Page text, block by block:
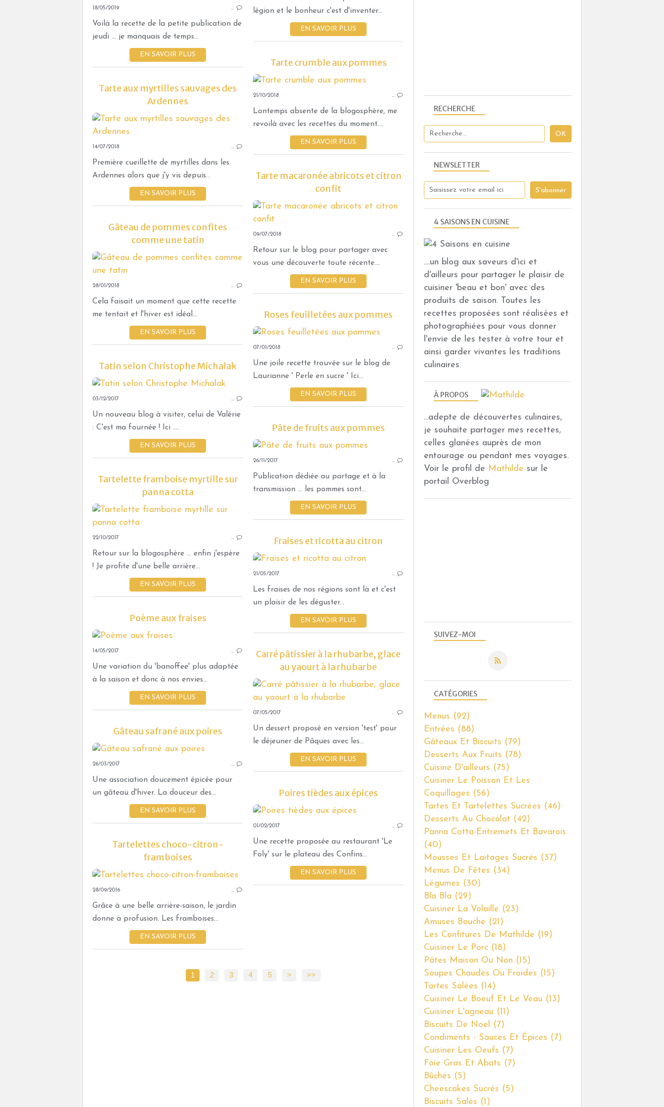
18/05/2019 …
Voilà la recette de la petite publication de
jeudi ... je manquais de temps...
EN SAVOIR PLUS
légion et le bonheur c'est d'inventer...
EN SAVOIR PLUS
Tarte crumble aux pommes
TARTES ET TARTELETTES SUCRÉES
21/10/2018 …
Lontemps absente de la blogosphère, me
revoilà avec les recettes du moment....
EN SAVOIR PLUS
Tarte aux myrtilles sauvages des
Ardennes
TARTES ET TARTELETTES SUCRÉES
DESSERTS AUX FRUITS
14/07/2018 …
Première cueillette de myrtilles dans les
Ardennes alors que j'y vis depuis...
EN SAVOIR PLUS
Tarte macaronée abricots et citron
confit
TARTES ET TARTELETTES SUCRÉES
DESSERTS AUX FRUITS
09/07/2018 …
Retour sur le blog pour partager avec
vous une découverte toute récente....
EN SAVOIR PLUS
Gâteau de pommes confites
comme une tatin
DESSERTS AUX FRUITS
28/01/2018 …
Cela faisait un moment que cette recette
me tentait et l'hiver est idéal...
EN SAVOIR PLUS
Roses feuilletées aux pommes
TARTES ET TARTELETTES SUCRÉES
DESSERTS AUX FRUITS
07/01/2018 …
Une joile recette trouvée sur le blog de
Laurianne ' Perle en sucre ' Ici...
EN SAVOIR PLUS
Tatin selon Christophe Michalak
DESSERTS AUX FRUITS
03/12/2017 …
Un nouveau blog à visiter, celui de Valérie
: C'est ma fournée ! Ici ....
EN SAVOIR PLUS
Pâte de fruits aux pommes
DESSERTS AUX FRUITS
LES CONFITURES DE MATHILDE
26/11/2017 …
Publication dédiée au partage et à la
transmission ... les pommes sont...
EN SAVOIR PLUS
Tartelette framboise myrtille sur
panna cotta
22/10/2017 …
Retour sur la blogosphère ... enfin j'espère
! Je profite d'une belle arrière...
EN SAVOIR PLUS
Fraises et ricotta au citron
21/05/2017 …
Les fraises de nos régions sont là et c'est
un plaisir de les déguster...
EN SAVOIR PLUS
Poème aux fraises
DESSERTS AUX FRUITS
14/05/2017 …
Une variation du 'banoffee' plus adaptée
à la saison et donc à nos envies...
EN SAVOIR PLUS
Carré pâtissier à la rhubarbe, glace
au yaourt à la rhubarbe
GÂTEAUX ET BISCUITS
DESSERTS AUX FRUITS
07/05/2017 …
Un dessert proposé en version 'test' pour
le déjeuner de Pâques avec les...
EN SAVOIR PLUS
Gâteau safrané aux poires
GÂTEAUX ET BISCUITS
DESSERTS AUX FRUITS
26/03/2017 …
Une association doucement épicée pour
un gâteau d'hiver. La douceur des...
EN SAVOIR PLUS
Poires tièdes aux épices
DESSERTS AUX FRUITS
01/02/2017 …
Une recette proposée au restaurant 'Le
Foly' sur le plateau des Confins...
EN SAVOIR PLUS
Tartelettes choco-citron-
framboises
28/09/2016 …
Grâce à une belle arrière-saison, le jardin
donne à profusion. Les framboises...
EN SAVOIR PLUS
1 2 3 4 5 > >>
NEWSLETTER
SUIVEZ-MOI
RECHERCHE
4 SAISONS EN CUISINE
....un blog aux saveurs d'ici et
d'ailleurs pour partager le plaisir de
cuisiner 'beau et bon' avec des
produits de saison. Toutes les
recettes proposées sont réalisées et
photographiées pour vous donner
l'envie de les tester à votre tour et
ainsi garder vivantes les traditions
culinaires.
À PROPOS
...adepte de découvertes culinaires,
je souhaite partager mes recettes,
celles glanées auprès de mon
entourage ou pendant mes voyages.
Voir le profil de Mathilde sur le
portail Overblog
CATÉGORIES
Menus (92)
Entrées (88)
Gâteaux Et Biscuits (79)
Desserts Aux Fruits (78)
Cuisine D'ailleurs (75)
Cuisiner Le Poisson Et Les
Coquillages (56)
Tartes Et Tartelettes Sucrées (46)
Desserts Au Chocolat (42)
Panna Cotta-Entremets Et Bavarois
(40)
Mousses Et Laitages Sucrés (37)
Menus De Fêtes (34)
Légumes (30)
Bla Bla (29)
Cuisiner La Volaille (23)
Amuses Bouche (21)
Les Confitures De Mathilde (19)
Cuisiner Le Porc (18)
Pâtes Maison Ou Non (15)
Soupes Chaudes Ou Froides (15)
Tartes Salées (14)
Cuisiner Le Boeuf Et Le Veau (13)
Cuisiner L'agneau (11)
Biscuits De Noel
(7)
Condiments - Sauces Et Épices (7)
Cuisiner Les Oeufs (7)
Foie Gras Et Abats (7)
Bûches (5)
Cheescakes Sucrés (5)
Biscuits Salés (1)